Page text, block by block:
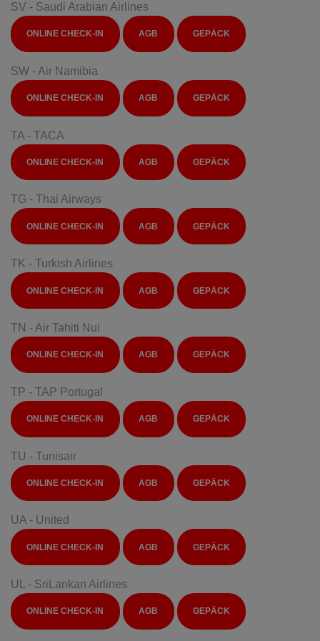
SV - Saudi Arabian Airlines
ONLINE CHECK-IN AGB GEPÄCK
SW - Air Namibia
ONLINE CHECK-IN AGB GEPÄCK
TA - TACA
ONLINE CHECK-IN AGB GEPÄCK
TG - Thai Airways
ONLINE CHECK-IN AGB GEPÄCK
TK - Turkish Airlines
ONLINE CHECK-IN AGB GEPÄCK
TN - Air Tahiti Nui
ONLINE CHECK-IN AGB GEPÄCK
TP - TAP Portugal
ONLINE CHECK-IN AGB GEPÄCK
TU - Tunisair
ONLINE CHECK-IN AGB GEPÄCK
UA - United
ONLINE CHECK-IN AGB GEPÄCK
UL - SriLankan Airlines
ONLINE CHECK-IN AGB GEPÄCK